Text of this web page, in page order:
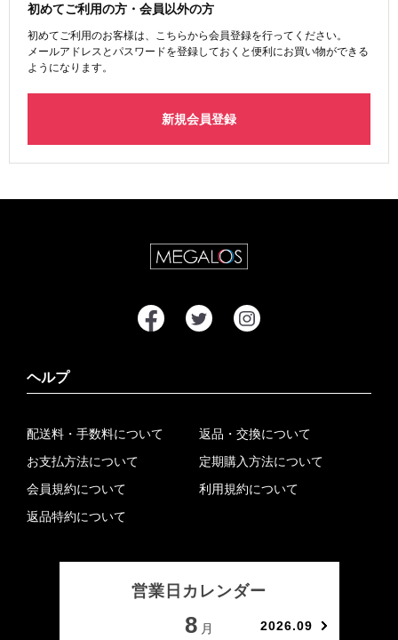
初めてご利用の方・会員以外の方
初めてご利用のお客様は、こちらから会員登録を行ってください。
メールアドレスとパスワードを登録しておくと便利にお買い物ができる
ようになります。
ヘルプ
配送料・手数料について
お支払方法について
会員規約について
返品特約について
返品・交換について
定期購入方法について
利用規約について
営業日カレンダー
8 月 2026.09